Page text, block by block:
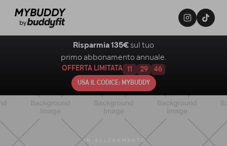
IN ALLENAMENTO
Risparmia 135€ sul tuo
primo abbonamento annuale.
OFFERTA LIMITATA 11 29 45
USA IL CODICE: MYBUDDY